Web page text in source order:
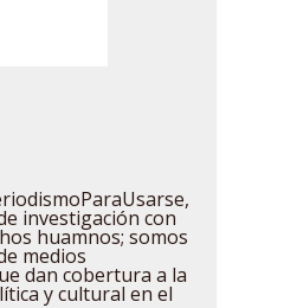
investigación con
huamnos; somos
medios
dan cobertura a la
y cultural en el